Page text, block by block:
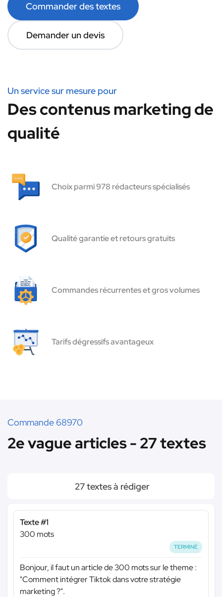
Commander des textes
Demander un devis
Un service sur mesure pour
Des contenus marketing de
qualité
Choix parmi 978 rédacteurs spécialisés
Qualité garantie et retours gratuits
Commandes récurrentes et gros volumes
Tarifs dégressifs avantageux
Commande 68970
2e vague articles - 27 textes
27 textes à rédiger
Texte #1
300 mots
TERMINÉ
Bonjour, il faut un article de 300 mots sur le theme :
"Comment intégrer Tiktok dans votre stratégie
marketing ?".